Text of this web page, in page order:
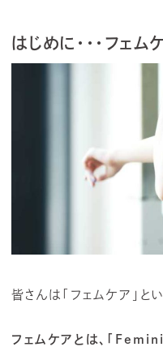
はじめに・・・フェム
皆さんは「フェムケア」と
フェムケアとは、「